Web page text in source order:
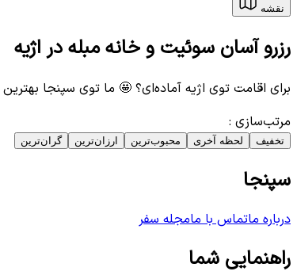
نقشه
رزرو آسان سوئیت و خانه مبله در اژیه
برای اقامت توی اژیه آماده‌ای؟ 🤩 ما توی سپنجا بهترین
مرتب‌سازی :
تخفیف لحظه آخری محبوب‌ترین ارزان‌ترین گران‌ترین
سپنجا
درباره ماتماس با مامجله سفر
راهنمایی شما